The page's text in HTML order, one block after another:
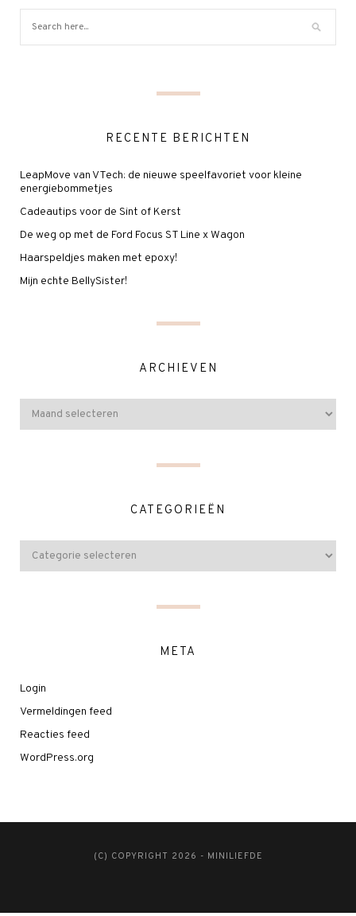
RECENTE BERICHTEN
LeapMove van VTech: de nieuwe speelfavoriet voor kleine
energiebommetjes
Cadeautips voor de Sint of Kerst
De weg op met de Ford Focus ST Line x Wagon
Haarspeldjes maken met epoxy!
Mijn echte BellySister!
ARCHIEVEN
CATEGORIEËN
META
Login
Vermeldingen feed
Reacties feed
WordPress.org
(C) COPYRIGHT 2026 - MINILIEFDE